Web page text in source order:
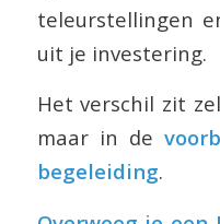
teleurstellingen
uit je investering.
Het verschil zit
maar in de
begeleiding.